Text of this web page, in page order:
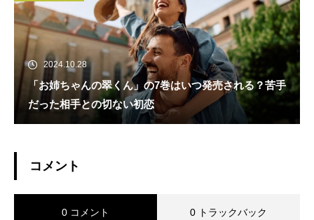
2024.10.28
「お姉ちゃんの翠くん」の7巻はいつ発売される？苦手
だった相手との切ない初恋
コメント
0 コメント 0 トラックバック